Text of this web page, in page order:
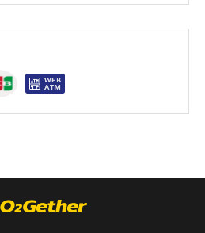
速掌握游泳技能的大人/小孩。
望能藉由密集的訓練掌握游泳